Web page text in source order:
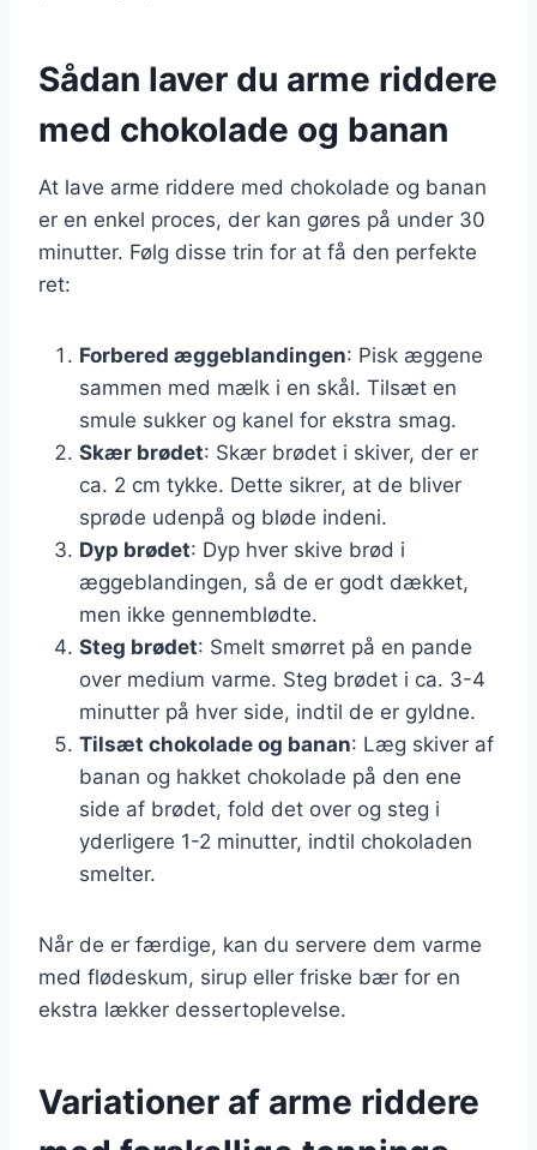
Sådan laver du arme riddere
med chokolade og banan
At lave arme riddere med chokolade og banan
er en enkel proces, der kan gøres på under 30
minutter. Følg disse trin for at få den perfekte
ret:
Forbered æggeblandingen: Pisk æggene
sammen med mælk i en skål. Tilsæt en
smule sukker og kanel for ekstra smag.
Skær brødet: Skær brødet i skiver, der er
ca. 2 cm tykke. Dette sikrer, at de bliver
sprøde udenpå og bløde indeni.
Dyp brødet: Dyp hver skive brød i
æggeblandingen, så de er godt dækket,
men ikke gennemblødte.
Steg brødet: Smelt smørret på en pande
over medium varme. Steg brødet i ca. 3-4
minutter på hver side, indtil de er gyldne.
Tilsæt chokolade og banan: Læg skiver af
banan og hakket chokolade på den ene
side af brødet, fold det over og steg i
yderligere 1-2 minutter, indtil chokoladen
smelter.
Når de er færdige, kan du servere dem varme
med flødeskum, sirup eller friske bær for en
ekstra lækker dessertoplevelse.
Variationer af arme riddere